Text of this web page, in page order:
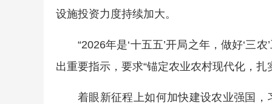
设施投资力度持续加大。
“2026年是‘十五五’开局之年，做好‘三
出重要指示，要求“锚定农业农村现代化，扎
着眼新征程上如何加快建设农业强国